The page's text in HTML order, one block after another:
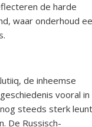
de harde
waar onderhoud
de inheemse
vooral in
steeds sterk leunt
De Russisch-